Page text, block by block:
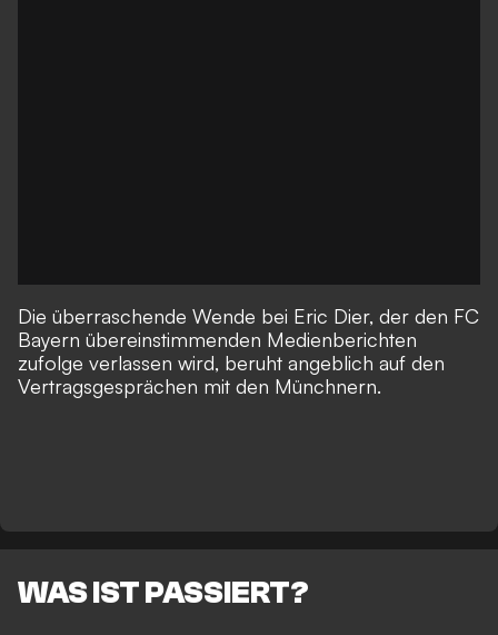
Die überraschende Wende bei Eric Dier, der den FC
Bayern übereinstimmenden Medienberichten
zufolge verlassen wird, beruht angeblich auf den
Vertragsgesprächen mit den Münchnern.
WAS IST PASSIERT?